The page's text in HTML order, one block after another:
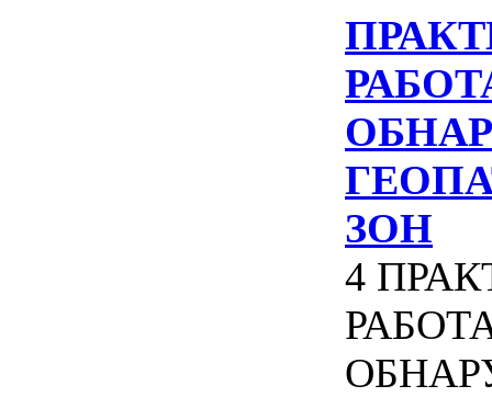
ЗОН
4